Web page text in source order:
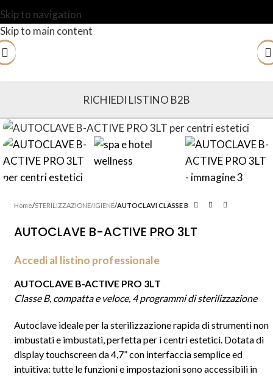
Skip to navigation
Skip to main content
RICHIEDI LISTINO B2B
Home STERILIZZAZIONE/IGIENE AUTOCLAVI CLASSE B
AUTOCLAVE B-ACTIVE PRO 3LT
Accedi al listino professionale
AUTOCLAVE B-ACTIVE PRO 3LT
Classe B, compatta e veloce, 4 programmi di sterilizzazione
Autoclave ideale per la sterilizzazione rapida di strumenti non
imbustati e imbustati, perfetta per i centri estetici. Dotata di
display touchscreen da 4,7” con interfaccia semplice ed
intuitiva: tutte le funzioni e impostazioni sono accessibili in